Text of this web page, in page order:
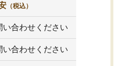
（税込）
い合わせください
い合わせください